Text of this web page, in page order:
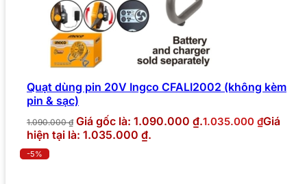
Quạt dùng pin 20V Ingco CFALI2002 (không kèm
pin & sạc)
1.090.000₫ Giá gốc là: 1.090.000 ₫.1.035.000 ₫Giá
hiện tại là: 1.035.000 ₫.
-5%